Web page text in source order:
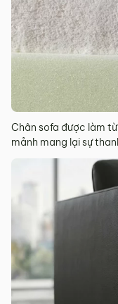
Chân sofa được làm
mảnh mang lại sự